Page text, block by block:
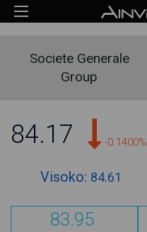
Societe Generale
Group
84.17 -0.1400%
Visoko: 84.61
83.95